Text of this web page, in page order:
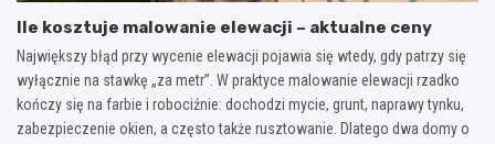
Ile kosztuje malowanie elewacji – aktualne ceny
Największy błąd przy wycenie elewacji pojawia się wtedy, gdy patrzy się
wyłącznie na stawkę „za metr”. W praktyce malowanie elewacji rzadko
kończy się na farbie i robociźnie: dochodzi mycie, grunt, naprawy tynku,
zabezpieczenie okien, a często także rusztowanie. Dlatego dwa domy o